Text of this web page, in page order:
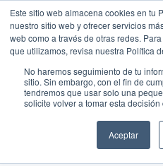
Este sitio web almacena cookies en tu
nuestro sitio web y ofrecer servicios
web como a través de otras redes.
que utilizamos, revisa nuestra Política
No haremos seguimiento de tu
sitio. Sin embargo, con el fin de
tendremos que usar solo una
solicite volver a tomar esta decisión
Aceptar